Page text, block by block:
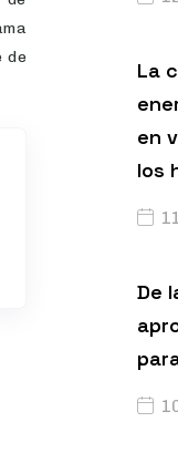
de
La
en
los
De